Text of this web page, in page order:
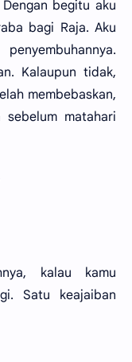
begitu aku
bagi Raja. Aku
Kalaupun tidak,
membebaskan,
sebelum matahari
kalau kamu
Satu keajaiban